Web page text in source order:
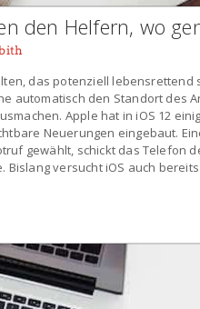
den Helfern, wo
das potenziell lebensrettend
automatisch den Standort des
Apple hat in iOS 12
Neuerungen eingebaut.
gewählt, schickt das Telefon
Bislang versucht iOS auch